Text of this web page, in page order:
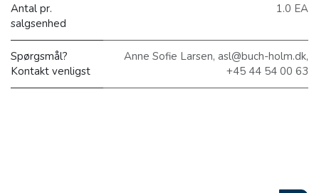
Antal pr.
salgsenhed
1.0 EA
Spørgsmål?
Kontakt venligst
Anne Sofie Larsen, asl@buch-holm.dk,
+45 44 54 00 63